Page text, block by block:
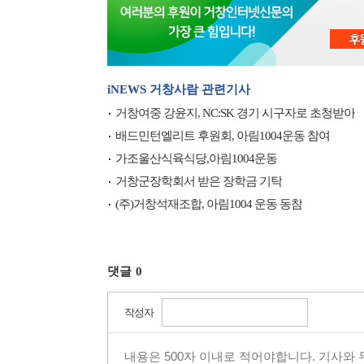
iNEWS 거창사람 관련기사
거창여중 강윤지, NC:SK 경기 시구자로 초청받아
배드민턴엘리트 후원회, 아림1004운동 참여
가조울산식육식당,아림1004운동
거창군장학회서 받은 장학금 기탁
(주)거창석재조합, 아림1004 운동 동참
댓글 0
작성자